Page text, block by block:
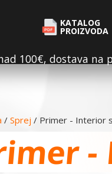
KATALOG
PROIZVODA
100€, dostava na
/Sprej / Primer - Interior